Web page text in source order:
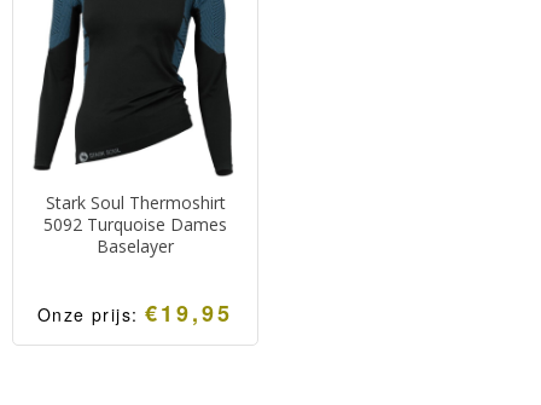
Stark Soul Thermoshirt
5092 Turquoise Dames
Baselayer
Onze prijs: €19,95